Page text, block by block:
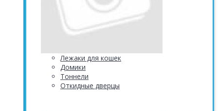
Лежаки для кошек
Домики
Тоннели
Откидные дверцы